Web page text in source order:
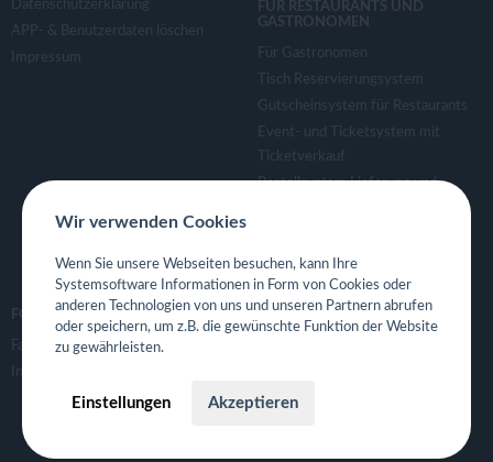
Datenschutzerklärung
APP- & Benutzerdaten löschen
Impressum
FÜR RESTAURANTS UND
GASTRONOMEN
Für Gastronomen
Tisch Reservierungsystem
Gutscheinsystem für Restaurants
Event- und Ticketsystem mit
Ticketverkauf
Bestellsystem Lieferung und
Eigene App für Restaurant
FOLGE UNS
Facebook
Instagram
Wir verwenden Cookies
Wenn Sie unsere Webseiten besuchen, kann Ihre
Systemsoftware Informationen in Form von Cookies oder
anderen Technologien von uns und unseren Partnern abrufen
oder speichern, um z.B. die gewünschte Funktion der Website
zu gewährleisten.
Einstellungen Akzeptieren